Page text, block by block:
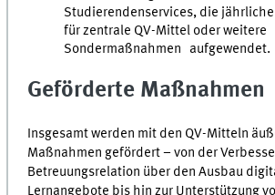
Studierendenservices, die
für zentrale QV-Mittel oder weitere
Sondermaßnahmen aufgewendet.
Geförderte Maßnahmen
Insgesamt werden mit den QV-Mitteln
Maßnahmen gefördert – von der
Betreuungsrelation über den Ausbau
Lernangebote bis hin zur Unterstützung